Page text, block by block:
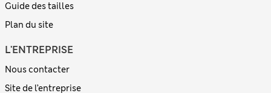
Guide des tailles
Plan du site
L'ENTREPRISE
Nous contacter
Site de l’entreprise